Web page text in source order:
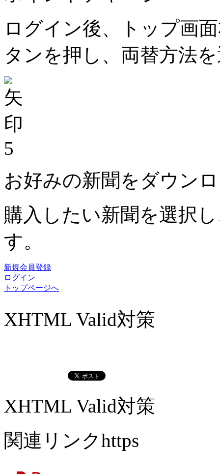
ログイン後、トップ画
タンを押し、両替方法
5
お好みの新聞をダウン
購入したい新聞を選択
す。
新規会員登録
ログイン
トップページへ
XHTML Valid対策
XHTML Valid対策
関連リンクhttps